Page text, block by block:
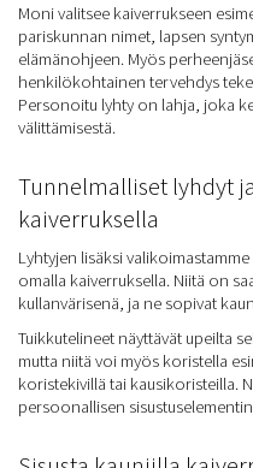
Moni valitsee kaiverrukseen
pariskunnan nimet, lapsen
elämänohjeen. Myös
henkilökohtainen tervehdys
Personoitu lyhty on lahja, joka
välittämisestä.
Tunnelmalliset lyhdyt
kaiverruksella
Lyhtyjen lisäksi
omalla kaiverruksella. Niitä on
kullanvärisenä, ja ne sopivat
Tuikkutelineet näyttävät upeilta
mutta niitä voi myös koristella
koristekivillä tai kausikoristeilla.
persoonallisen